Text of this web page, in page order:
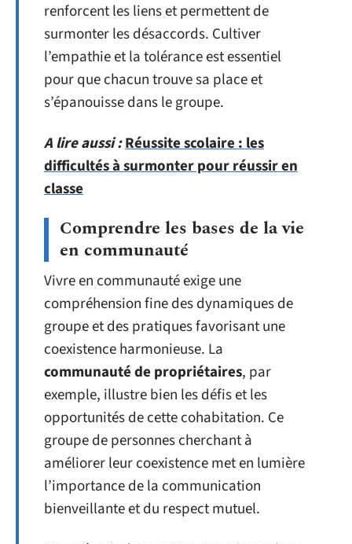
renforcent les liens et permettent de
surmonter les désaccords. Cultiver
l’empathie et la tolérance est essentiel
pour que chacun trouve sa place et
s’épanouisse dans le groupe.
A lire aussi :Réussite scolaire : les
difficultés à surmonter pour réussir en
classe
Comprendre les bases de la vie
en communauté
Vivre en communauté exige une
compréhension fine des dynamiques de
groupe et des pratiques favorisant une
coexistence harmonieuse. La
communauté de propriétaires, par
exemple, illustre bien les défis et les
opportunités de cette cohabitation. Ce
groupe de personnes cherchant à
améliorer leur coexistence met en lumière
l’importance de la communication
bienveillante et du respect mutuel.